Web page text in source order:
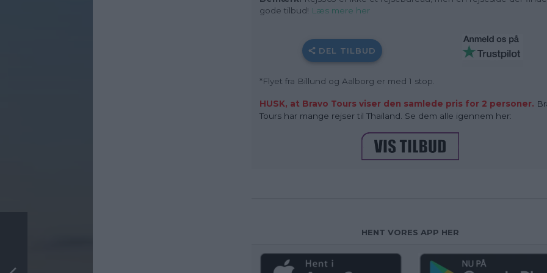
gode tilbud! Læs mere her
DEL TILBUD
*Flyet fra Billund og Aalborg er med 1 stop.
HUSK, at Bravo Tours viser den samlede pris for 2 personer.
Tours har mange rejser til Thailand. Se dem alle igennem her:
HENT VORES APP HER